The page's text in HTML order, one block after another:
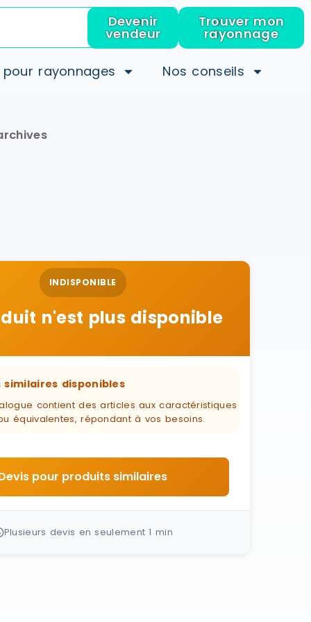
Devenir
vendeur
Trouver mon
rayonnage
rayonnages Nos conseils
INDISPONIBLE
n'est plus disponible
similaires disponibles
contient des articles aux caractéristiques
équivalentes, répondant à vos besoins.
pour produits similaires
Plusieurs devis en seulement 1 min